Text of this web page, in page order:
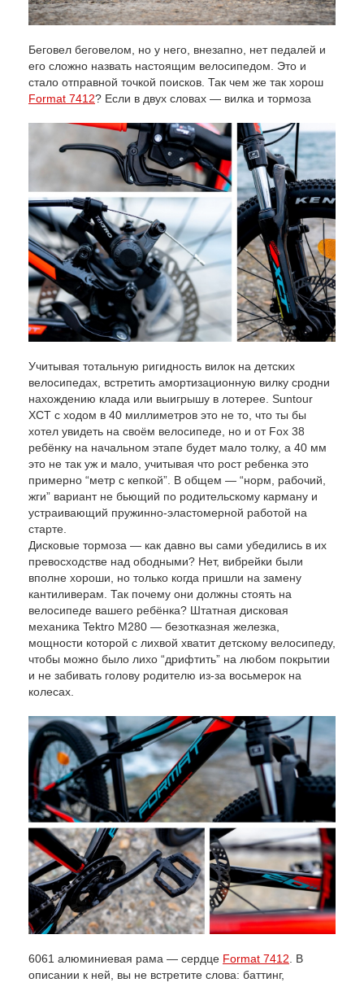
Беговел беговелом, но у него, внезапно, нет педалей и
его сложно назвать настоящим велосипедом. Это и
стало отправной точкой поисков. Так чем же так хорош
Format 7412? Если в двух словах — вилка и тормоза
Учитывая тотальную ригидность вилок на детских
велосипедах, встретить амортизационную вилку сродни
нахождению клада или выигрышу в лотерее. Suntour
XCT с ходом в 40 миллиметров это не то, что ты бы
хотел увидеть на своём велосипеде, но и от Fox 38
ребёнку на начальном этапе будет мало толку, а 40 мм
это не так уж и мало, учитывая что рост ребенка это
примерно “метр с кепкой”. В общем — “норм, рабочий,
жги” вариант не бьющий по родительскому карману и
устраивающий пружинно-эластомерной работой на
старте.
Дисковые тормоза — как давно вы сами убедились в их
превосходстве над ободными? Нет, вибрейки были
вполне хороши, но только когда пришли на замену
кантиливерам. Так почему они должны стоять на
велосипеде вашего ребёнка? Штатная дисковая
механика Tektro M280 — безотказная железка,
мощности которой с лихвой хватит детскому велосипеду,
чтобы можно было лихо “дрифтить” на любом покрытии
и не забивать голову родителю из-за восьмерок на
колесах.
6061 алюминиевая рама — сердце Format 7412 . В
описании к ней, вы не встретите слова: баттинг,